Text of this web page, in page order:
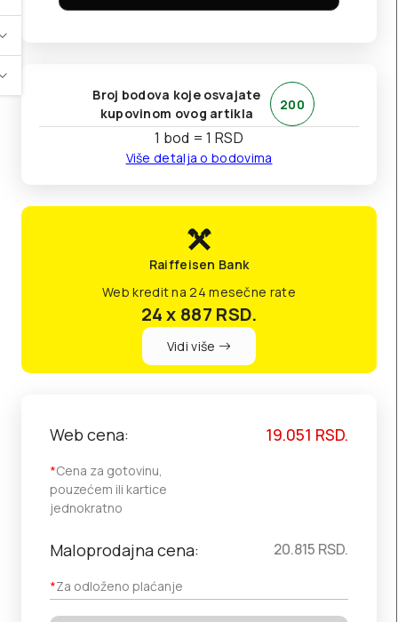
Broj bodova koje osvajate
kupovinom ovog artikla
200
1 bod = 1 RSD
Više detalja o bodovima
Raiffeisen Bank
Web kredit na 24 mesečne rate
24 x 887 RSD.
Vidi više
Web cena:
*Cena za gotovinu,
pouzećem ili kartice
jednokratno
19.051 RSD.
Maloprodajna cena:
*Za odloženo plaćanje
20.815 RSD.